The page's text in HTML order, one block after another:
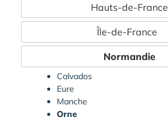
Hauts-de-France
Île-de-France
Normandie
Calvados
Eure
Manche
Orne